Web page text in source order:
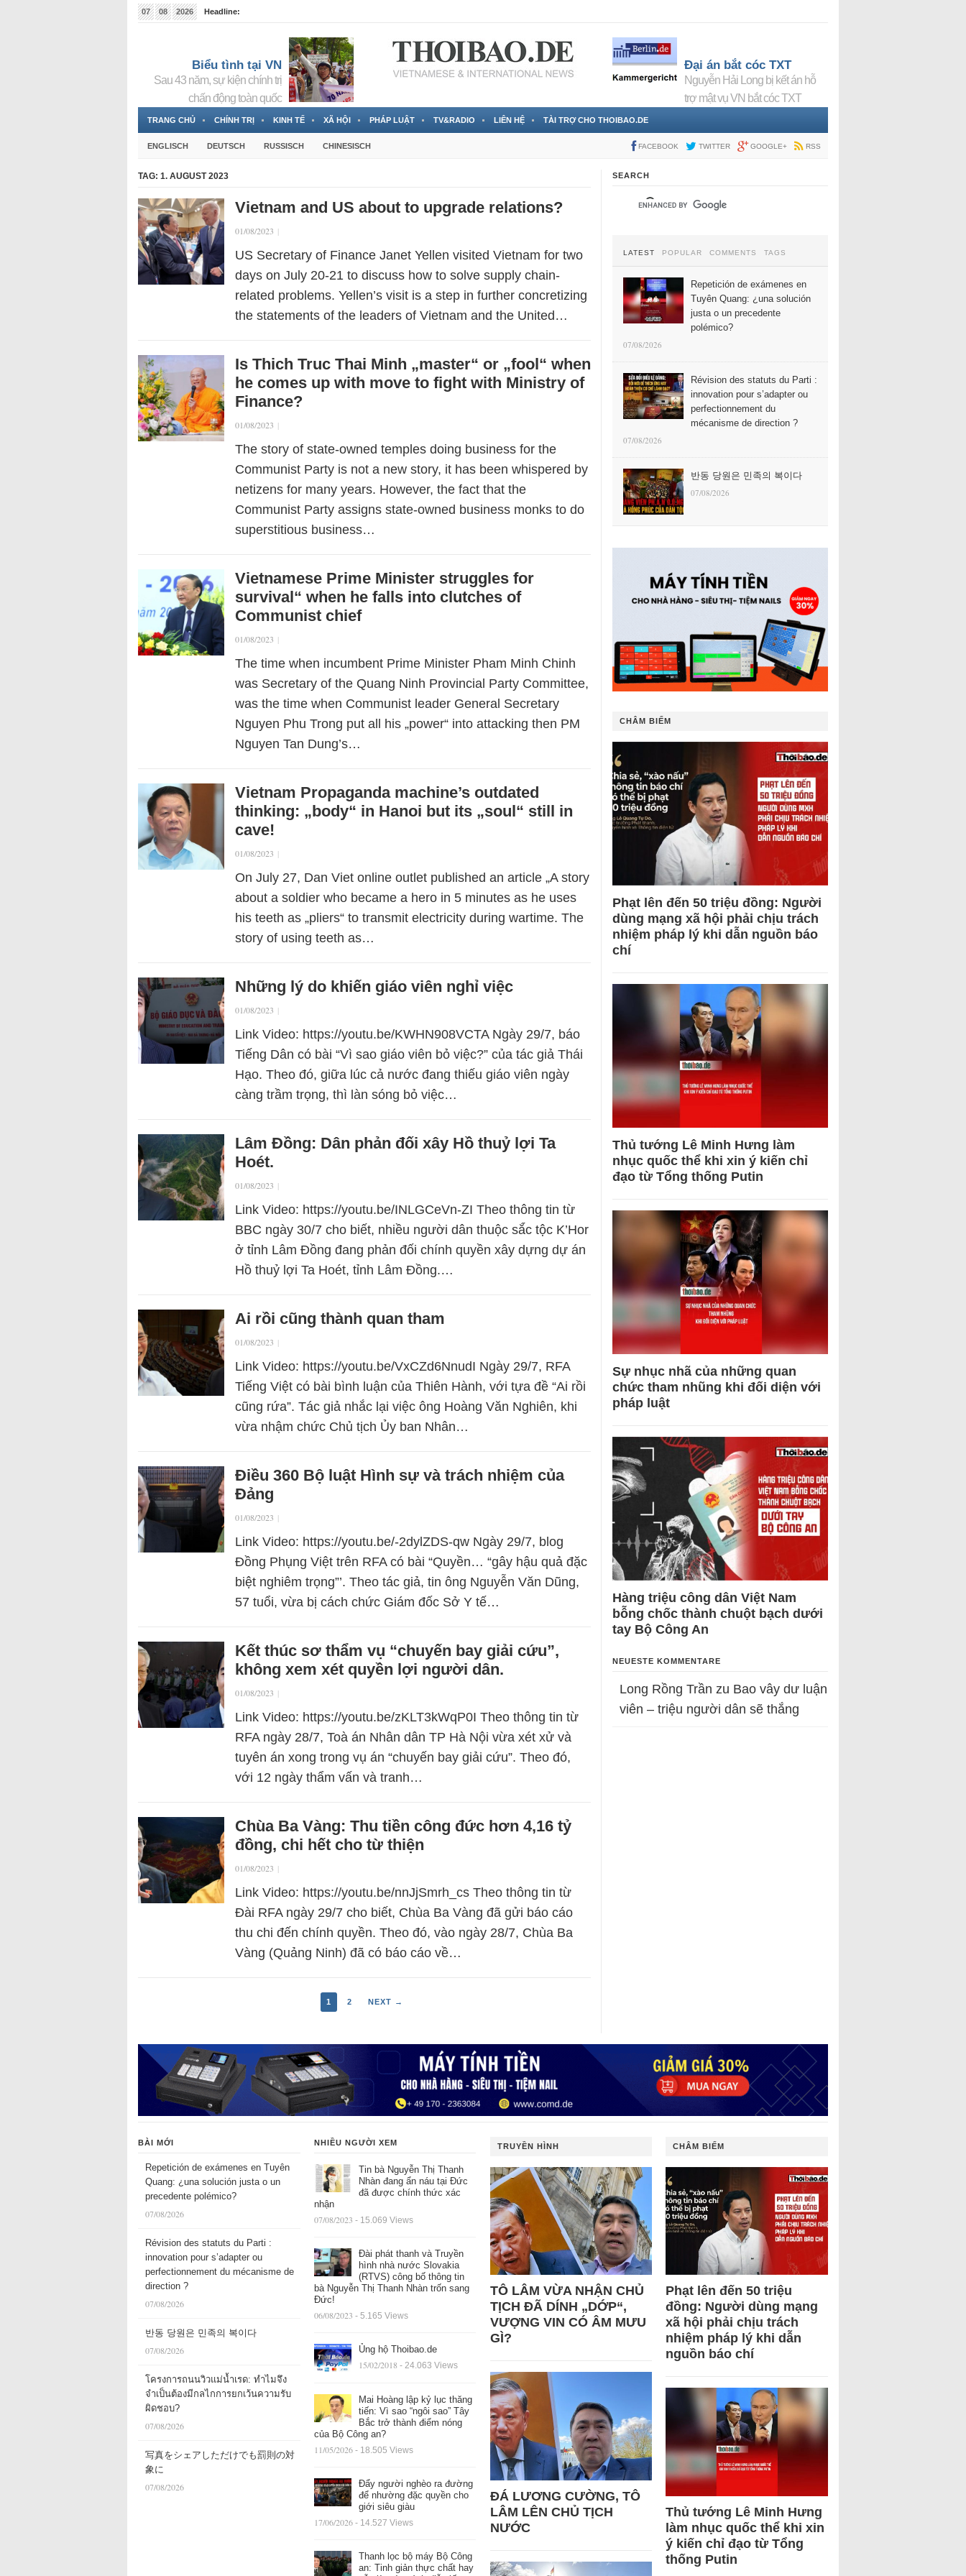
07 08 2026
Headline:
Biểu tình tại VN
Sau 43 năm, sự kiện chính trị
chấn động toàn quốc
Đại án bắt cóc TXT
Nguyễn Hải Long bị kết án hỗ
trợ mật vụ VN bắt cóc TXT
TRANG CHỦ CHÍNH TRỊ KINH TẾ XÃ HỘI PHÁP LUẬT TV&RADIO LIÊN HỆ TÀI TRỢ CHO THOIBAO.DE
ENGLISCH DEUTSCH RUSSISCH CHINESISCH FACEBOOK TWITTER GOOGLE+ RSS
TAG: 1. AUGUST 2023
Vietnam and US about to upgrade relations?
01/08/2023 |
US Secretary of Finance Janet Yellen visited Vietnam for two
days on July 20-21 to discuss how to solve supply chain-
related problems. Yellen’s visit is a step in further concretizing
the statements of the leaders of Vietnam and the United…
Is Thich Truc Thai Minh „master“ or „fool“ when
he comes up with move to fight with Ministry of
Finance?
01/08/2023 |
The story of state-owned temples doing business for the
Communist Party is not a new story, it has been whispered by
netizens for many years. However, the fact that the
Communist Party assigns state-owned business monks to do
superstitious business…
Vietnamese Prime Minister struggles for
survival“ when he falls into clutches of
Communist chief
01/08/2023 |
The time when incumbent Prime Minister Pham Minh Chinh
was Secretary of the Quang Ninh Provincial Party Committee,
was the time when Communist leader General Secretary
Nguyen Phu Trong put all his „power“ into attacking then PM
Nguyen Tan Dung’s…
Vietnam Propaganda machine’s outdated
thinking: „body“ in Hanoi but its „soul“ still in
cave!
01/08/2023 |
On July 27, Dan Viet online outlet published an article „A story
about a soldier who became a hero in 5 minutes as he uses
his teeth as „pliers“ to transmit electricity during wartime. The
story of using teeth as…
Những lý do khiến giáo viên nghỉ việc
01/08/2023 |
Link Video: https://youtu.be/KWHN908VCTA Ngày 29/7, báo
Tiếng Dân có bài “Vì sao giáo viên bỏ việc?” của tác giả Thái
Hạo. Theo đó, giữa lúc cả nước đang thiếu giáo viên ngày
càng trầm trọng, thì làn sóng bỏ việc…
Lâm Đồng: Dân phản đối xây Hồ thuỷ lợi Ta
Hoét.
01/08/2023 |
Link Video: https://youtu.be/INLGCeVn-ZI Theo thông tin từ
BBC ngày 30/7 cho biết, nhiều người dân thuộc sắ́c tộc K’Hor
ở tỉnh Lâm Đồng đang phản đối chính quyền xây dựng dự án
Hồ thuỷ lợi Ta Hoét, tỉnh Lâm Đồng.…
Ai rồi cũng thành quan tham
01/08/2023 |
Link Video: https://youtu.be/VxCZd6NnudI Ngày 29/7, RFA
Tiếng Việt có bài bình luận của Thiên Hành, với tựa đề “Ai rồi
cũng rứa”. Tác giả nhắc lại việc ông Hoàng Văn Nghiên, khi
vừa nhậm chức Chủ tịch Ủy ban Nhân…
Điều 360 Bộ luật Hình sự và trách nhiệm của
Đảng
01/08/2023 |
Link Video: https://youtu.be/-2dylZDS-qw Ngày 29/7, blog
Đồng Phụng Việt trên RFA có bài “Quyền… “gây hậu quả đặc
biệt nghiêm trọng”’. Theo tác giả, tin ông Nguyễn Văn Dũng,
57 tuổi, vừa bị cách chức Giám đốc Sở Y tế…
Kết thúc sơ thẩm vụ “chuyến bay giải cứu”,
không xem xét quyền lợi người dân.
01/08/2023 |
Link Video: https://youtu.be/zKLT3kWqP0I Theo thông tin từ
RFA ngày 28/7, Toà án Nhân dân TP Hà Nội vừa xét xử và
tuyên án xong trong vụ án “chuyến bay giải cứu”. Theo đó,
với 12 ngày thẩm vấn và tranh…
Chùa Ba Vàng: Thu tiền công đức hơn 4,16 tỷ
đồng, chi hết cho từ thiện
01/08/2023 |
Link Video: https://youtu.be/nnJjSmrh_cs Theo thông tin từ
Đài RFA ngày 29/7 cho biết, Chùa Ba Vàng đã gửi báo cáo
thu chi đến chính quyền. Theo đó, vào ngày 28/7, Chùa Ba
Vàng (Quảng Ninh) đã có báo cáo về…
1 2 NEXT →
SEARCH
LATEST POPULAR COMMENTS TAGS
Repetición de exámenes en
Tuyên Quang: ¿una solución
justa o un precedente
polémico?
07/08/2026
Révision des statuts du Parti :
innovation pour s’adapter ou
perfectionnement du
mécanisme de direction ?
07/08/2026
반동 당원은 민족의 복이다
07/08/2026
CHÂM BIẾM
Phạt lên đến 50 triệu đồng: Người
dùng mạng xã hội phải chịu trách
nhiệm pháp lý khi dẫn nguồn báo
chí
Thủ tướng Lê Minh Hưng làm
nhục quốc thể khi xin ý kiến chỉ
đạo từ Tổng thống Putin
Sự nhục nhã của những quan
chức tham nhũng khi đối diện với
pháp luật
Hàng triệu công dân Việt Nam
bỗng chốc thành chuột bạch dưới
tay Bộ Công An
NEUESTE KOMMENTARE
Long Rồng Trần zu Bao vây dư luận
viên – triệu người dân sẽ thắng
BÀI MỚI
Repetición de exámenes en Tuyên
Quang: ¿una solución justa o un
precedente polémico?
07/08/2026
Révision des statuts du Parti :
innovation pour s’adapter ou
perfectionnement du mécanisme de
direction ?
07/08/2026
반동 당원은 민족의 복이다
07/08/2026
โครงการถนนวิวแม่น้ำเรด: ทำไมจึง
จำเป็นต้องมีกลไกการยกเว้นความรับ
ผิดชอบ?
07/08/2026
写真をシェアしただけでも罰則の対
象に
07/08/2026
NHIỀU NGƯỜI XEM
Tin bà Nguyễn Thị Thanh
Nhàn đang ẩn náu tại Đức
đã được chính thức xác
nhận
07/08/2023 - 15.069 Views
Đài phát thanh và Truyền
hình nhà nước Slovakia
(RTVS) công bố thông tin
bà Nguyễn Thị Thanh Nhàn trốn sang
Đức!
06/08/2023 - 5.165 Views
Ủng hộ Thoibao.de
15/02/2018 - 24.063 Views
Mai Hoàng lập kỷ lục thăng
tiến: Vì sao “ngôi sao” Tây
Bắc trở thành điểm nóng
của Bộ Công an?
11/05/2026 - 18.505 Views
Đẩy người nghèo ra đường
để nhường đặc quyền cho
giới siêu giàu
17/06/2026 - 14.527 Views
Thanh lọc bộ máy Bộ Công
an: Tinh giản thực chất hay
TRUYỀN HÌNH
TÔ LÂM VỪA NHẬN CHỦ
TỊCH ĐÃ DÍNH „DỚP“,
VƯỢNG VIN CÓ ÂM MƯU
GÌ?
ĐÁ LƯƠNG CƯỜNG, TÔ
LÂM LÊN CHỦ TỊCH
NƯỚC
CHÂM BIẾM
Phạt lên đến 50 triệu
đồng: Người dùng mạng
xã hội phải chịu trách
nhiệm pháp lý khi dẫn
nguồn báo chí
Thủ tướng Lê Minh Hưng
làm nhục quốc thể khi xin
ý kiến chỉ đạo từ Tổng
thống Putin